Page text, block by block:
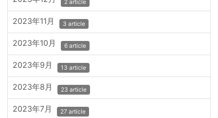
2 article
2023年11月 3 article
2023年10月 6 article
2023年9月 13 article
2023年8月 23 article
2023年7月 27 article